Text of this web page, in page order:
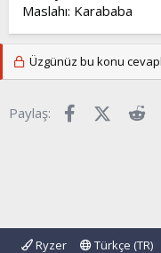
Maslahı: Karababa
Üzgünüz bu konu
Paylaş: Facebook
X
Ryzer Türkçe (TR)